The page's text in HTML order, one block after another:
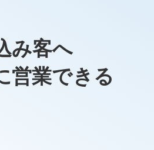
み客へ
営業できる